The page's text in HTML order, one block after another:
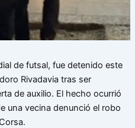
de futsal, fue detenido este
Rivadavia tras ser
de auxilio. El hecho ocurrió
una vecina denunció el robo